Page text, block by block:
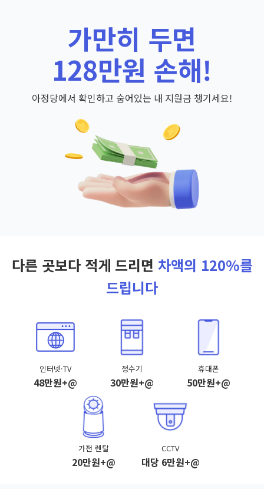
가만히 두면
128만원 손해!
아정당에서 확인하고 숨어있는 내 지원금 챙기세요!
다른 곳보다 적게 드리면 차액의 120%를
드립니다
인터넷·TV
48만원+@
정수기
30만원+@
휴대폰
50만원+@
가전 렌탈
20만원+@
CCTV
대당 6만원+@